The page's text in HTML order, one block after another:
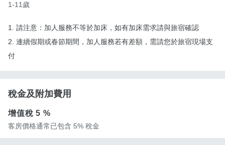
1-11歲
1. 請注意：加人服務不等於加床，如有加床需求請與旅宿確認
2. 連續假期或春節期間，加人服務若有差額，需請您於旅宿現場支
付
稅金及附加費用
增值稅5 %
客房價格通常已包含 5% 稅金